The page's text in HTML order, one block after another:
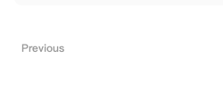
Previous